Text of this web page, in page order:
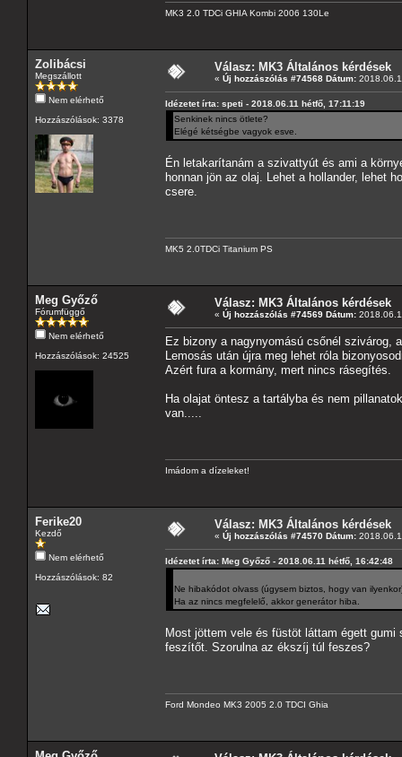
MK3 2.0 TDCi GHIA Kombi 2006 130Le
Zolibácsi
Megszállott
Nem elérhető
Hozzászólások: 3378
Válasz: MK3 Általános kérdések
« Új hozzászólás #74568 Dátum:
Idézetet írta: speti - 2018.06.11 hétfő, 17:11:19
Senkinek nincs ötlete?
Elégé kétségbe vagyok esve.
Én letakarítanám a szivattyút és ami a
honnan jön az olaj. Lehet a hollander, lehet
csere.
MK5 2.0TDCi Titanium PS
Meg Győző
Fórumfüggő
Nem elérhető
Hozzászólások: 24525
Válasz: MK3 Általános kérdések
« Új hozzászólás #74569 Dátum:
Ez bizony a nagynyomású csőnél szivárog,
Lemosás után újra meg lehet róla
Azért fura a kormány, mert nincs rásegítés.
Ha olajat öntesz a tartályba és nem
van.....
Imádom a dízeleket!
Ferike20
Kezdő
Nem elérhető
Hozzászólások: 82
Válasz: MK3 Általános kérdések
« Új hozzászólás #74570 Dátum:
Idézetet írta: Meg Győző - 2018.06.11 hétfő, 16:42:48
Ne hibakódot olvass (úgysem biztos, hogy van
Ha az nincs megfelelő, akkor generátor hiba.
Most jöttem vele és füstöt láttam égett
feszítőt. Szorulna az ékszíj túl feszes?
Ford Mondeo MK3 2005 2.0 TDCI Ghia